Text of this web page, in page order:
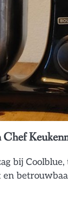
bij